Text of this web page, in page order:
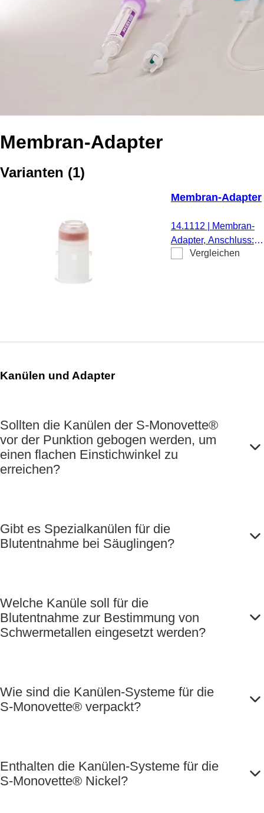
Membran-Adapter
Varianten (1)
Membran-Adapter
14.1112
Membran-
Adapter, Anschluss:
Luer, für S-
Vergleichen
Kanülen und Adapter
Sollten die Kanülen der S-Monovette®
vor der Punktion gebogen werden, um
einen flachen Einstichwinkel zu
erreichen?
Gibt es Spezialkanülen für die
Blutentnahme bei Säuglingen?
Welche Kanüle soll für die
Blutentnahme zur Bestimmung von
Schwermetallen eingesetzt werden?
Wie sind die Kanülen-Systeme für die
S-Monovette® verpackt?
Enthalten die Kanülen-Systeme für die
S-Monovette® Nickel?